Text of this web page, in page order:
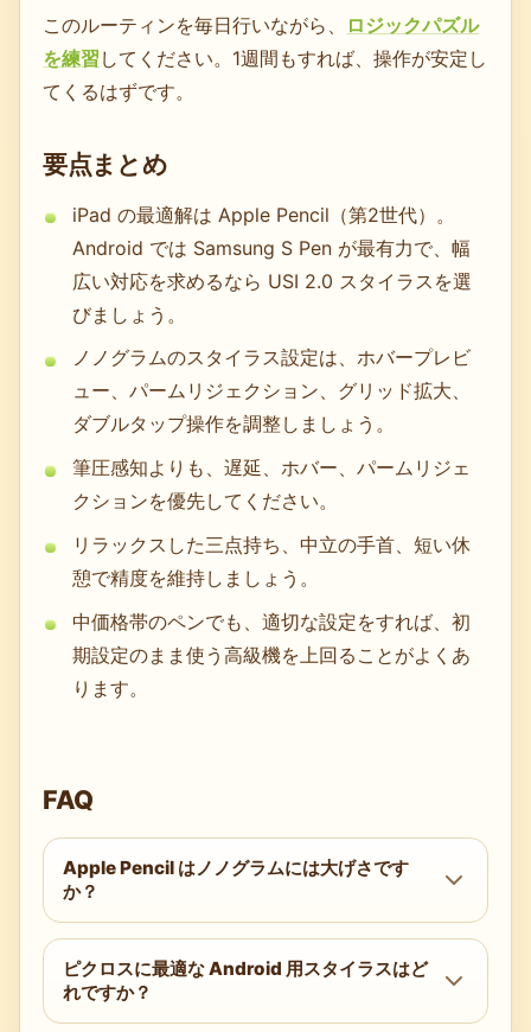
このルーティンを毎日行いながら、
ロジックパズル
を練習 してください。1週間もすれば、操作が安定し
てくるはずです。
要点まとめ
iPad の最適解は Apple Pencil（第2世代）。
Android では Samsung S Pen が最有力で、幅
広い対応を求めるなら USI 2.0 スタイラスを選
びましょう。
ノノグラムのスタイラス設定は、ホバープレビ
ュー、パームリジェクション、グリッド拡大、
ダブルタップ操作を調整しましょう。
筆圧感知よりも、遅延、ホバー、パームリジェ
クションを優先してください。
リラックスした三点持ち、中立の手首、短い休
憩で精度を維持しましょう。
中価格帯のペンでも、適切な設定をすれば、初
期設定のまま使う高級機を上回ることがよくあ
ります。
FAQ
Apple Pencil はノノグラムには大げさです
か？
いいえ。ホバー、低遅延、パームリジェクショ
ンにより、筆圧感知を使わなくても iPad での
精度と速度が実際に向上します。
ピクロスに最適な Android 用スタイラスはど
れですか？